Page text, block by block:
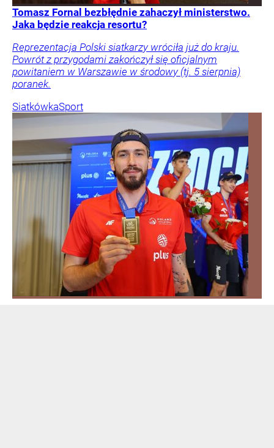
Tomasz Fornal bezbłędnie zahaczył ministerstwo.
Jaka będzie reakcja resortu?
Reprezentacja Polski siatkarzy wróciła już do kraju.
Powrót z przygodami zakończył się oficjalnym
powitaniem w Warszawie w środowy (tj. 5 sierpnia)
poranek.
SiatkówkaSport